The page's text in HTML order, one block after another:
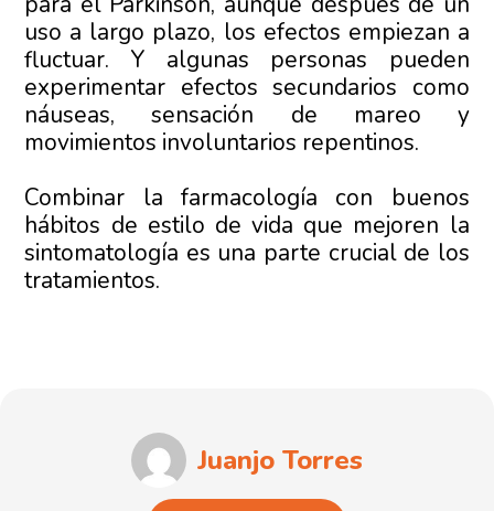
uso a largo plazo, los efectos empiezan a
fluctuar. Y algunas personas pueden
experimentar efectos secundarios como
náuseas, sensación de mareo y
movimientos involuntarios repentinos.
Combinar la farmacología con buenos
hábitos de estilo de vida que mejoren la
sintomatología es una parte crucial de los
tratamientos.
Juanjo Torres